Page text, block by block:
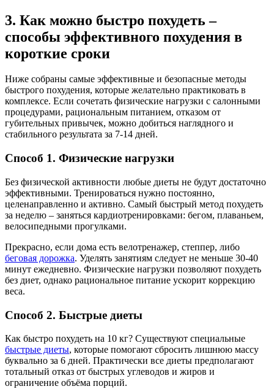
3. Как можно быстро похудеть –
способы эффективного похудения в
короткие сроки
Ниже собраны самые эффективные и безопасные методы
быстрого похудения, которые желательно практиковать в
комплексе. Если сочетать физические нагрузки с салонными
процедурами, рациональным питанием, отказом от
губительных привычек, можно добиться наглядного и
стабильного результата за 7-14 дней.
Способ 1. Физические нагрузки
Без физической активности любые диеты не будут достаточно
эффективными. Тренироваться нужно постоянно,
целенаправленно и активно. Самый быстрый метод похудеть
за неделю – заняться кардиотренировками: бегом, плаваньем,
велосипедными прогулками.
Прекрасно, если дома есть велотренажер, степпер, либо
беговая дорожка. Уделять занятиям следует не меньше 30-40
минут ежедневно. Физические нагрузки позволяют похудеть
без диет, однако рациональное питание ускорит коррекцию
веса.
Способ 2. Быстрые диеты
Как быстро похудеть на 10 кг? Существуют специальные
быстрые диеты, которые помогают сбросить лишнюю массу
буквально за 6 дней. Практически все диеты предполагают
тотальный отказ от быстрых углеводов и жиров и
ограничение объёма порций.